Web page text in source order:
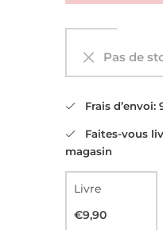
Pas de
Frais d’envoi:
Faites-vous
magasin
Livre
€9,90